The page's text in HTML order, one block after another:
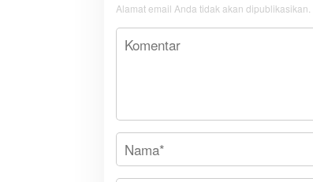
Alamat email Anda tidak akan dipublikasikan.